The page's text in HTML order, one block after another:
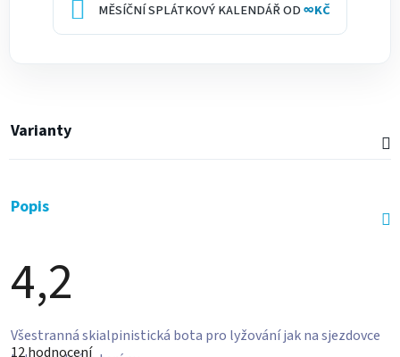
MĚSÍČNÍ SPLÁTKOVÝ KALENDÁŘ OD∞KČ
Varianty
Popis
4,2
Průměrné
hodnocení
12 hodnocení
Všestranná skialpinistická bota pro lyžování jak na sjezdovce